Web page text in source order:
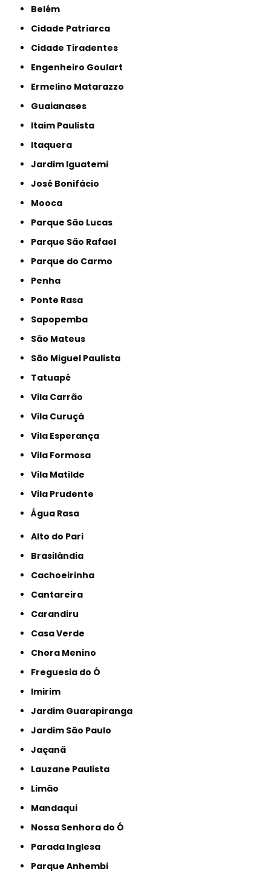
Belém
Cidade Patriarca
Cidade Tiradentes
Engenheiro Goulart
Ermelino Matarazzo
Guaianases
Itaim Paulista
Itaquera
Jardim Iguatemi
José Bonifácio
Mooca
Parque São Lucas
Parque São Rafael
Parque do Carmo
Penha
Ponte Rasa
Sapopemba
São Mateus
São Miguel Paulista
Tatuapé
Vila Carrão
Vila Curuçá
Vila Esperança
Vila Formosa
Vila Matilde
Vila Prudente
Água Rasa
Alto do Pari
Brasilândia
Cachoeirinha
Cantareira
Carandiru
Casa Verde
Chora Menino
Freguesia do Ó
Imirim
Jardim Guarapiranga
Jardim São Paulo
Jaçanã
Lauzane Paulista
Limão
Mandaqui
Nossa Senhora do Ó
Parada Inglesa
Parque Anhembi